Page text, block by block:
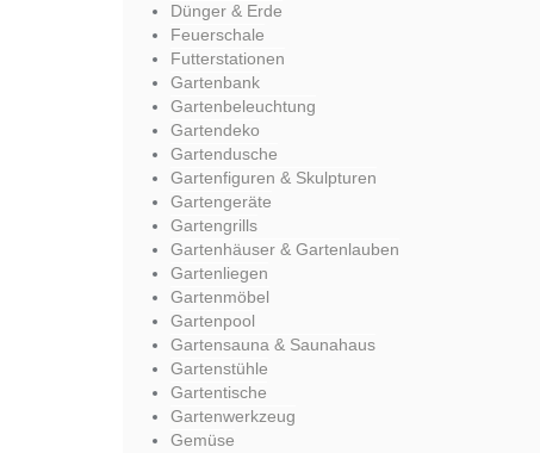
Dünger & Erde
Feuerschale
Futterstationen
Gartenbank
Gartenbeleuchtung
Gartendeko
Gartendusche
Gartenfiguren & Skulpturen
Gartengeräte
Gartengrills
Gartenhäuser & Gartenlauben
Gartenliegen
Gartenmöbel
Gartenpool
Gartensauna & Saunahaus
Gartenstühle
Gartentische
Gartenwerkzeug
Gemüse